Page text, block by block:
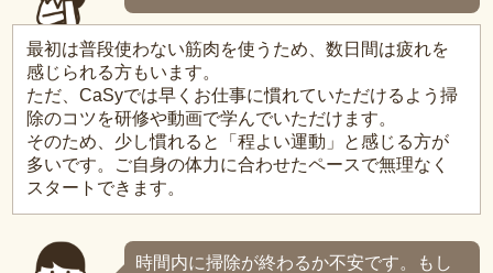
最初は普段使わない筋肉を使うため、数日間は疲れを
感じられる方もいます。
ただ、CaSyでは早くお仕事に慣れていただけるよう掃
除のコツを研修や動画で学んでいただけます。
そのため、少し慣れると「程よい運動」と感じる方が
多いです。ご自身の体力に合わせたペースで無理なく
スタートできます。
時間内に掃除が終わるか不安です。もし